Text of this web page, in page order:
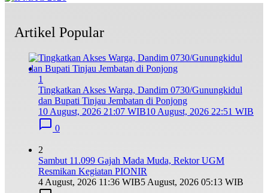
Artikel Popular
1
Tingkatkan Akses Warga, Dandim 0730/Gunungkidul
dan Bupati Tinjau Jembatan di Ponjong
10 August, 2026 21:07 WIB10 August, 2026 22:51 WIB
0
2
Sambut 11.099 Gajah Mada Muda, Rektor UGM
Resmikan Kegiatan PIONIR
4 August, 2026 11:36 WIB5 August, 2026 05:13 WIB